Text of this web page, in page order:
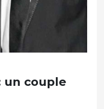
un couple